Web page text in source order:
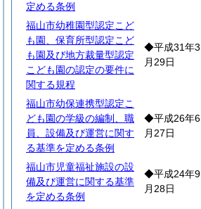
定める条例
福山市幼稚園型認定こど
も園、保育所型認定こど
も園及び地方裁量型認定
こども園の認定の要件に
関する規程
◆平成31年3
月29日
福山市幼保連携型認定こ
ども園の学級の編制、職
員、設備及び運営に関す
る基準を定める条例
◆平成26年6
月27日
福山市児童福祉施設の設
備及び運営に関する基準
を定める条例
◆平成24年9
月28日